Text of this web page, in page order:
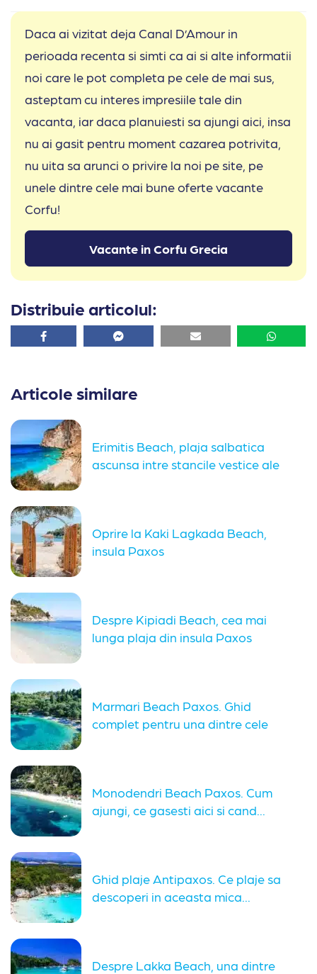
Daca ai vizitat deja Canal D’Amour in
perioada recenta si simti ca ai si alte informatii
noi care le pot completa pe cele de mai sus,
asteptam cu interes impresiile tale din
vacanta, iar daca planuiesti sa ajungi aici, insa
nu ai gasit pentru moment cazarea potrivita,
nu uita sa arunci o privire la noi pe site, pe
unele dintre cele mai bune oferte vacante
Corfu!
Vacante in Corfu Grecia
Distribuie articolul:
Facebook Facebook Email
Articole similare
Erimitis Beach, plaja salbatica
ascunsa intre stancile vestice ale
Oprire la Kaki Lagkada Beach,
insula Paxos
Despre Kipiadi Beach, cea mai
lunga plaja din insula Paxos
Marmari Beach Paxos. Ghid
complet pentru una dintre cele
Monodendri Beach Paxos. Cum
ajungi, ce gasesti aici si cand...
Ghid plaje Antipaxos. Ce plaje sa
descoperi in aceasta mica...
Despre Lakka Beach, una dintre